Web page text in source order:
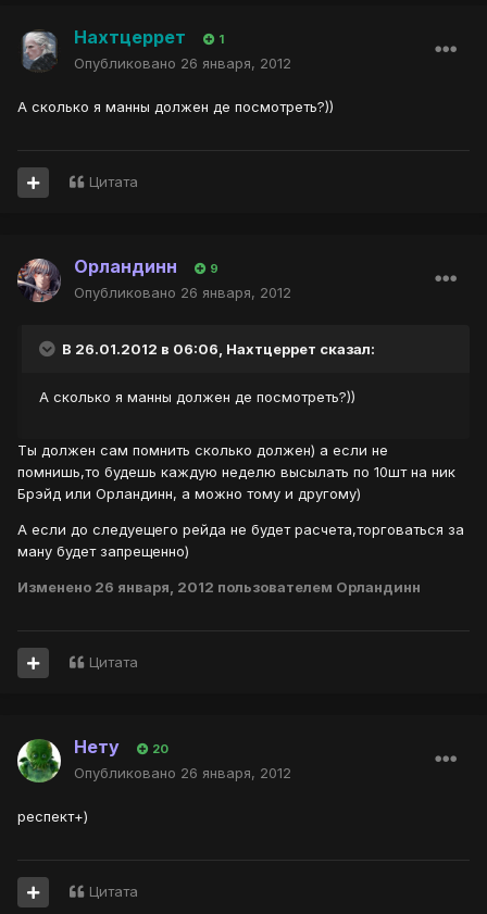
Нахтцеррет 1
Опубликовано 26 января, 2012
А сколько я манны должен де посмотреть?))
Цитата
Орландинн 9
Опубликовано 26 января, 2012
В 26.01.2012 в 06:06, Нахтцеррет сказал:
А сколько я манны должен де посмотреть?))
Ты должен сам помнить сколько должен) а если не
помнишь,то будешь каждую неделю высылать по 10шт на ник
Брэйд или Орландинн, а можно тому и другому)
А если до следуещего рейда не будет расчета,торговаться за
ману будет запрещенно)
Изменено 26 января, 2012 пользователем Орландинн
Цитата
Нету 20
Опубликовано 26 января, 2012
респект+)
Цитата